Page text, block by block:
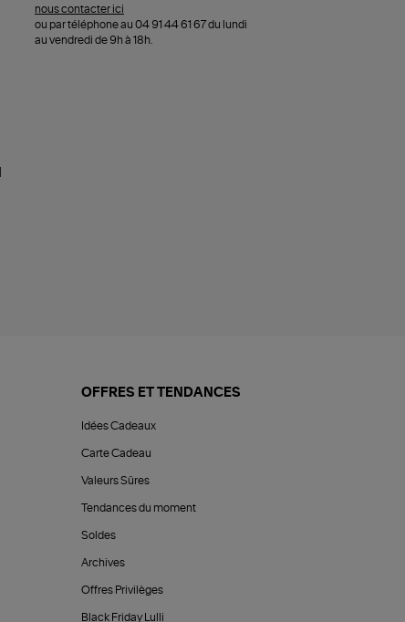
nous contacter ici
ou par téléphone au 04 91 44 61 67 du lundi
au vendredi de 9h à 18h.
OFFRES ET TENDANCES
Idées Cadeaux
Carte Cadeau
Valeurs Sûres
Tendances du moment
Soldes
Archives
Offres Privilèges
Black Friday Lulli